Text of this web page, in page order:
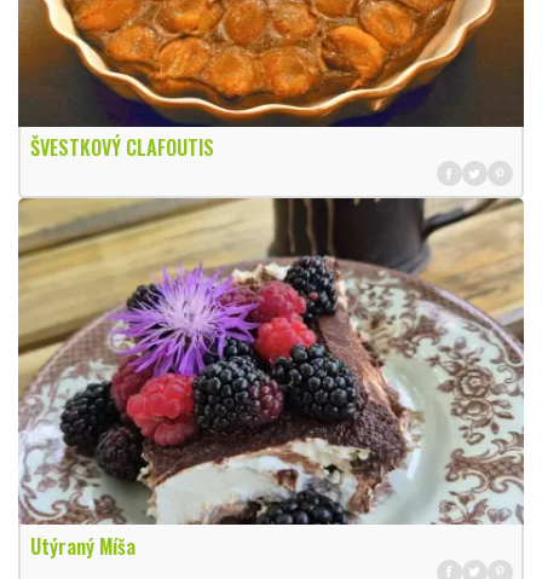
ŠVESTKOVÝ CLAFOUTIS
Utýraný Míša